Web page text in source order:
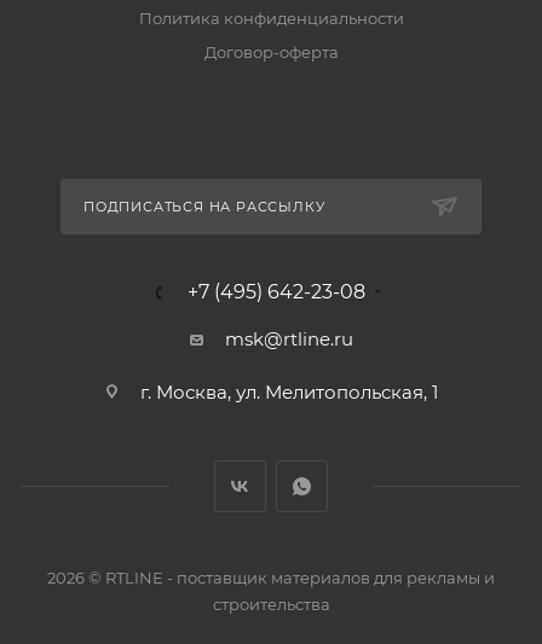
Политика конфиденциальности
Договор-оферта
ПОДПИСАТЬСЯ НА РАССЫЛКУ
+7 (495) 642-23-08
msk@rtline.ru
г. Москва, ул. Мелитопольская, 1
2026 © RTLINE - поставщик материалов для рекламы и
строительства